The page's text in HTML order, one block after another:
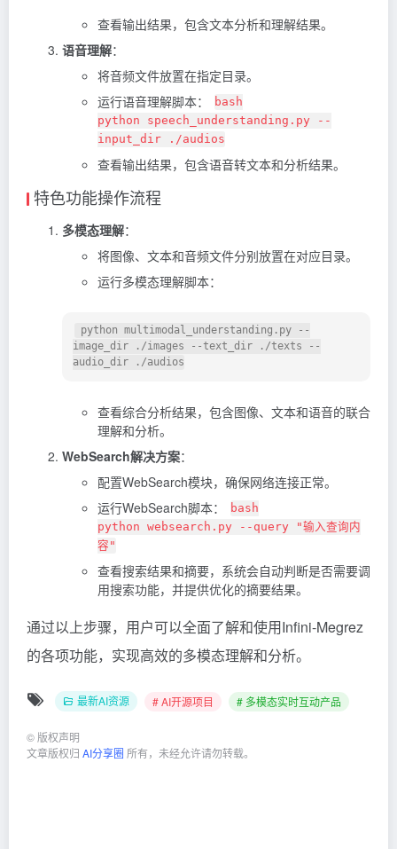
查看输出结果，包含文本分析和理解结果。
语音理解：
将音频文件放置在指定目录。
运行语音理解脚本：
bash
python speech_understanding.py --
input_dir ./audios
查看输出结果，包含语音转文本和分析结果。
特色功能操作流程
多模态理解：
将图像、文本和音频文件分别放置在对应目录。
运行多模态理解脚本：
image_dir ./images --text_dir ./texts --
查看综合分析结果，包含图像、文本和语音的联合
理解和分析。
WebSearch解决方案：
配置WebSearch模块，确保网络连接正常。
运行WebSearch脚本：
bash
python websearch.py --query "输入查询内
容"
查看搜索结果和摘要，系统会自动判断是否需要调
用搜索功能，并提供优化的摘要结果。
通过以上步骤，用户可以全面了解和使用Infini-Megrez
的各项功能，实现高效的多模态理解和分析。
最新AI资源 # AI开源项目 # 多模态实时互动产品
© 版权声明
文章版权归 AI分享圈 所有，未经允许请勿转载。